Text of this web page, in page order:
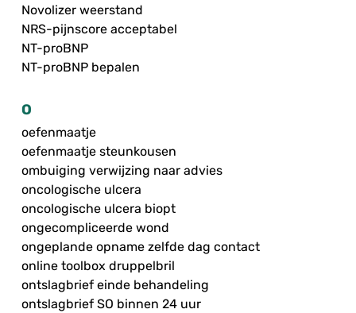
Novolizer weerstand
NRS-pijnscore acceptabel
NT-proBNP
NT-proBNP bepalen
O
oefenmaatje
oefenmaatje steunkousen
ombuiging verwijzing naar advies
oncologische ulcera
oncologische ulcera biopt
ongecompliceerde wond
ongeplande opname zelfde dag contact
online toolbox druppelbril
ontslagbrief einde behandeling
ontslagbrief SO binnen 24 uur